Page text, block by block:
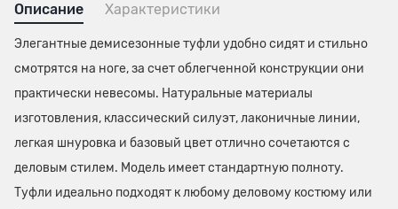
Описание Характеристики
Элегантные демисезонные туфли удобно сидят и стильно
смотрятся на ноге, за счет облегченной конструкции они
практически невесомы. Натуральные материалы
изготовления, классический силуэт, лаконичные линии,
легкая шнуровка и базовый цвет отлично сочетаются с
деловым стилем. Модель имеет стандартную полноту.
Туфли идеально подходят к любому деловому костюму или